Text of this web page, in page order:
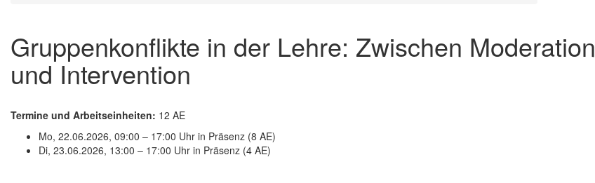
Gruppenkonflikte in der Lehre: Zwischen Moderation
und Intervention
Termine und Arbeitseinheiten: 12 AE
Mo, 22.06.2026, 09:00 – 17:00 Uhr in Präsenz (8 AE)
Di, 23.06.2026, 13:00 – 17:00 Uhr in Präsenz (4 AE)